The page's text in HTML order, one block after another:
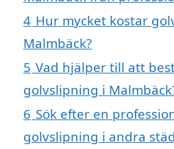
4 Hur mycket kostar
Malmbäck?
5 Vad hjälper till att
golvslipning i
6 Sök efter en
golvslipning i andra